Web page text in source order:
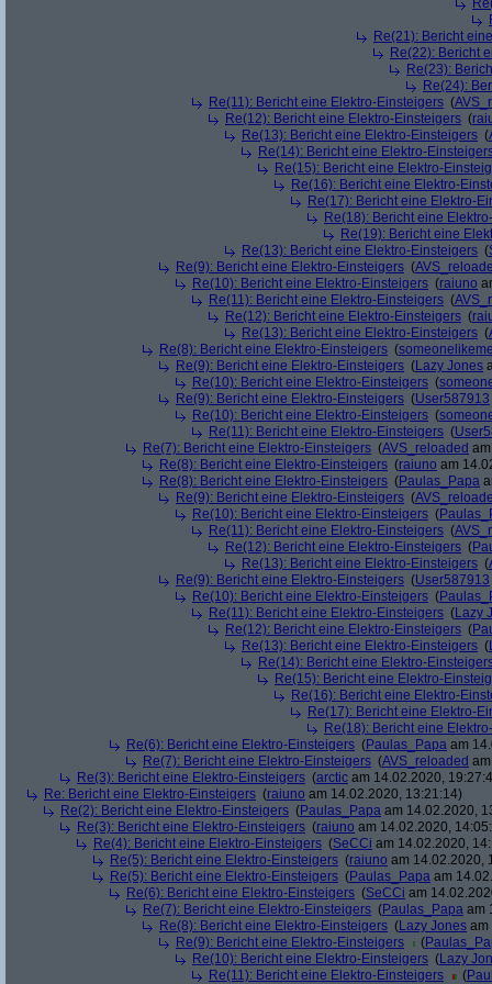
Re(21): Bericht
Re(22): Bericht
Re(23):
Re(24):
Re(11): Bericht eine Elektro-Einsteigers (
Re(12): Bericht eine Elektro-Einsteigers (
Re(13): Bericht eine Elektro-Einsteigers (
Re(14): Bericht eine Elektro-
Re(15): Bericht eine Elektro-
Re(16): Bericht eine Elektro-
Re(17): Bericht eine Elektro-
Re(18): Bericht eine
Re(19): Bericht eine
Re(13): Bericht eine Elektro-Einsteigers (
Re(9): Bericht eine Elektro-Einsteigers (
Re(10): Bericht eine Elektro-Einsteigers (raiuno
Re(11): Bericht eine Elektro-Einsteigers (
Re(12): Bericht eine Elektro-Einsteigers (
Re(13): Bericht eine Elektro-Einsteigers (
Re(8): Bericht eine Elektro-Einsteigers (
Re(9): Bericht eine Elektro-Einsteigers (Lazy Jones
Re(10): Bericht eine Elektro-Einsteigers (
Re(9): Bericht eine Elektro-Einsteigers (User587913
Re(10): Bericht eine Elektro-Einsteigers (
Re(11): Bericht eine Elektro-Einsteigers (
Re(7): Bericht eine Elektro-Einsteigers (AVS_reloaded
Re(8): Bericht eine Elektro-Einsteigers (raiuno am
Re(8): Bericht eine Elektro-Einsteigers (Paulas_Papa
Re(9): Bericht eine Elektro-Einsteigers (
Re(10): Bericht eine Elektro-Einsteigers (
Re(11): Bericht eine Elektro-Einsteigers (
Re(12): Bericht eine Elektro-Einsteigers (
Re(13): Bericht eine Elektro-Einsteigers (
Re(9): Bericht eine Elektro-Einsteigers (User587913
Re(10): Bericht eine Elektro-Einsteigers (
Re(11): Bericht eine Elektro-Einsteigers (Lazy
Re(12): Bericht eine Elektro-Einsteigers (
Re(13): Bericht eine Elektro-Einsteigers (
Re(14): Bericht eine Elektro-
Re(15): Bericht eine Elektro-
Re(16): Bericht eine Elektro-
Re(17): Bericht eine Elektro-
Re(18): Bericht eine
Re(6): Bericht eine Elektro-Einsteigers (Paulas_Papa am
Re(7): Bericht eine Elektro-Einsteigers (AVS_reloaded
Re(3): Bericht eine Elektro-Einsteigers (arctic am 14.02.2020,
Re: Bericht eine Elektro-Einsteigers (raiuno am 14.02.2020, 13:21:14)
Re(2): Bericht eine Elektro-Einsteigers (Paulas_Papa am 14.02.2020,
Re(3): Bericht eine Elektro-Einsteigers (raiuno am 14.02.2020,
Re(4): Bericht eine Elektro-Einsteigers (SeCCi am 14.02.2020,
Re(5): Bericht eine Elektro-Einsteigers (raiuno am 14.02.2020,
Re(5): Bericht eine Elektro-Einsteigers (Paulas_Papa am
Re(6): Bericht eine Elektro-Einsteigers (SeCCi am
Re(7): Bericht eine Elektro-Einsteigers (Paulas_Papa am
Re(8): Bericht eine Elektro-Einsteigers (Lazy Jones am
Re(9): Bericht eine Elektro-Einsteigers
(
Re(10): Bericht eine Elektro-Einsteigers (Lazy
Re(11): Bericht eine Elektro-Einsteigers
(